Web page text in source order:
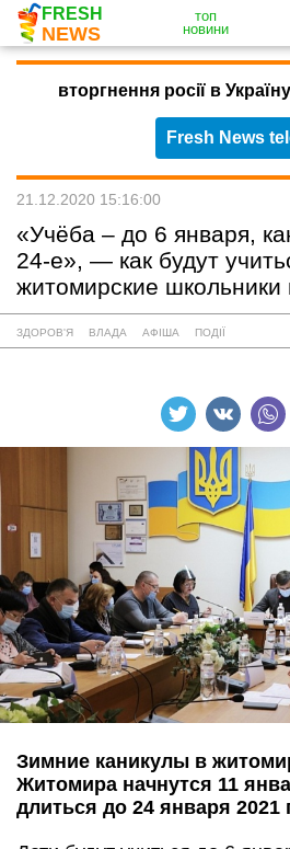
FRESH
NEWS
топ
новини
вторгнення росії в
Fresh News
21.12.2020 15:16:00
«Учёба – до 6 января,
24-е», — как будут
житомирские школьники
ЗДОРОВ'Я ВЛАДА АФІША ПОДІЇ
Зимние каникулы в
Житомира начнутся 11
длиться до 24 января 2021